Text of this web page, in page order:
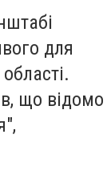
для
що відомо